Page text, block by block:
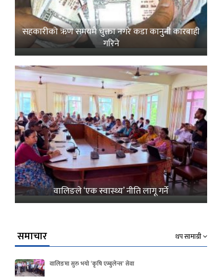
सहकारीको ऋण समयमै चुक्ता नगरे कडा कानुनी कारबाही
गरिने
वालिङले ‘एक स्वास्थ्य’ नीति लागू गर्ने
समाचार थप सामाग्री
वालिङमा सुरु भयो ‘कृषि एम्बुलेन्स’ सेवा